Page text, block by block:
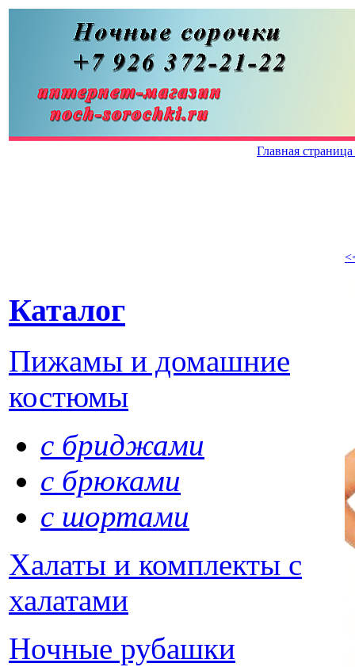
Главная страница
Каталог
Пижамы и домашние
костюмы
с бриджами
с брюками
с шортами
Халаты и комплекты с
халатами
Ночные рубашки